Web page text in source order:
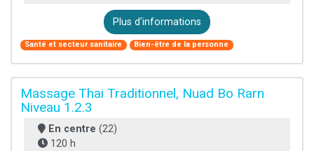
Plus d'informations
Santé et secteur sanitaire Bien-être de la personne
Massage Thai Traditionnel, Nuad Bo Rarn
Niveau 1.2.3
En centre (22)
120 h